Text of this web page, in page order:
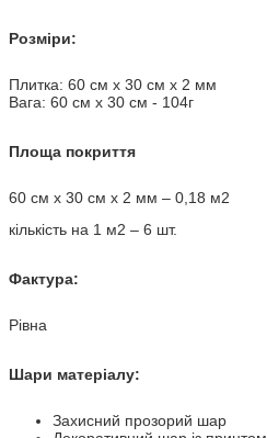
Розміри:
Плитка: 60 ​​см х 30 см х 2 мм
Вага: 60 ​​см х 30 см - 104г
Площа покриття
60 см х 30 см х 2 мм – 0,18 м2
кількість на 1 м2 – 6 шт.
Фактура:
Рівна
Шари матеріалу:
Захисний прозорий шар